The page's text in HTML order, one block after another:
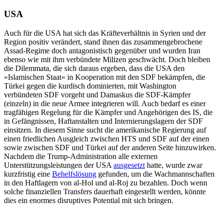
USA
Auch für die USA hat sich das Kräfteverhältnis in Syrien und der
Region positiv ver­ändert, stand ihnen das zusammengebrochene
Assad-Regime doch antagonistisch gegenüber und wurden Iran
ebenso wie mit ihm verbündete Milizen geschwächt. Doch bleiben
die Dilemmata, die sich daraus er­geben, dass die USA den
»Islamischen Staat« in Kooperation mit den SDF bekämpfen, die
Türkei gegen die kurdisch dominierten, mit Washington
verbündeten SDF vorgeht und Damaskus die SDF-Kämpfer
(einzeln) in die neue Armee integrieren will. Auch bedarf es einer
tragfähigen Regelung für die Kämp­fer und Angehörigen des IS, die
in Gefängnissen, Haftanstalten und Internierungs­lagern der SDF
einsitzen. In diesem Sinne sucht die amerikanische Regierung auf
einen friedlichen Ausgleich zwischen HTS und SDF auf der einen
sowie zwischen SDF und Türkei auf der anderen Seite hinzuwir­ken.
Nachdem die Trump-Administration alle externen
Unterstützungsleistungen der USA ausgesetzt hatte, wurde zwar
kurzfristig eine Behelfslösung gefunden, um die Wachmannschaften
in den Haftlagern von al-Hol und al-Roj zu bezahlen. Doch wenn
solche finanziellen Transfers dauerhaft ein­gestellt werden, könnte
dies ein enormes disruptives Potential mit sich bringen.